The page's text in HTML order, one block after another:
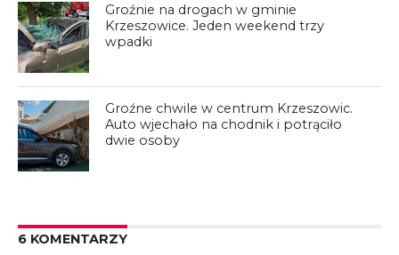
Groźnie na drogach w gminie
Krzeszowice. Jeden weekend trzy
wpadki
Groźne chwile w centrum Krzeszowic.
Auto wjechało na chodnik i potrąciło
dwie osoby
6 KOMENTARZY